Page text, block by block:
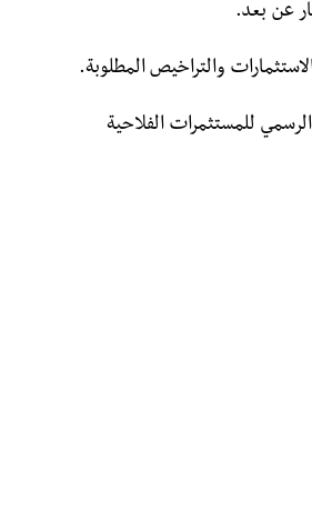
عن بعد.
والتراخيص المطلوبة.
للمستثمرات الفلاحية